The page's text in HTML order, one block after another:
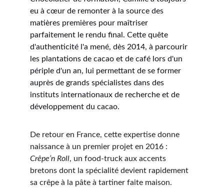
eu à cœur de remonter à la source des
matières premières pour maîtriser
parfaitement le rendu final. Cette quête
d'authenticité l'a mené, dès 2014, à parcourir
les plantations de cacao et de café lors d'un
périple d'un an, lui permettant de se former
auprès de grands spécialistes dans des
instituts internationaux de recherche et de
développement du cacao.
De retour en France, cette expertise donne
naissance à un premier projet en 2016 :
Crêpe’n Roll, un food-truck aux accents
bretons dont la spécialité devient rapidement
sa crêpe à la pâte à tartiner faite maison.